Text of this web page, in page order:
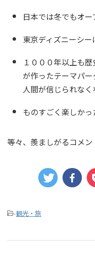
日本では冬でもオー
東京ディズニーシー
１０００年以上も
が作ったテーマパー
人間が信じられなく
ものすごく楽しかっ
等々、羨ましがるコメン
-観光・旅